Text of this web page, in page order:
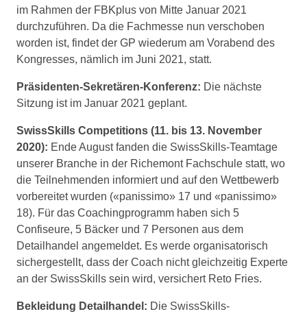
im Rahmen der FBKplus von Mitte Januar 2021
durchzuführen. Da die Fachmesse nun verschoben
worden ist, findet der GP wiederum am Vorabend des
Kongresses, nämlich im Juni 2021, statt.
Präsidenten-Sekretären-Konferenz: Die nächste
Sitzung ist im Januar 2021 geplant.
SwissSkills Competitions (11. bis 13. November
2020): Ende August fanden die SwissSkills-Teamtage
unserer Branche in der Richemont Fachschule statt, wo
die Teilnehmenden informiert und auf den Wettbewerb
vorbereitet wurden («panissimo» 17 und «panissimo»
18). Für das Coachingprogramm haben sich 5
Confiseure, 5 Bäcker und 7 Personen aus dem
Detailhandel angemeldet. Es werde organisatorisch
sichergestellt, dass der Coach nicht gleichzeitig Experte
an der SwissSkills sein wird, versichert Reto Fries.
Bekleidung Detailhandel: Die SwissSkills-